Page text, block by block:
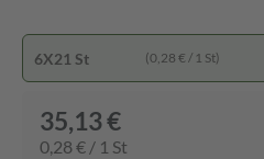
6X21 St (0,28 € / 1 St)
35,13 €
0,28 € / 1 St